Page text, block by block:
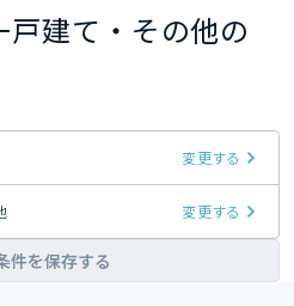
戸建て・その他の
変更する
変更する
件を保存する